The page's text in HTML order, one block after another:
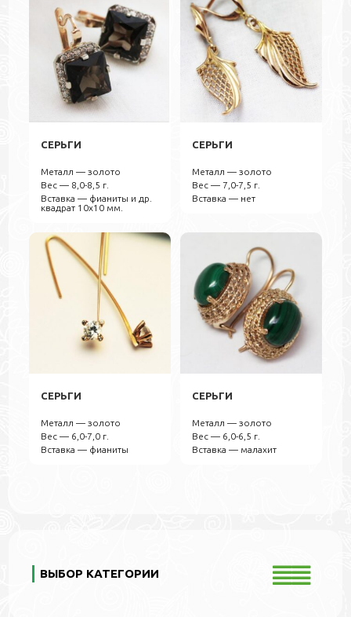
СЕРЬГИ
Металл — золото
Вес — 8,0-8,5 г.
Вставка — фианиты и др.
квадрат 10х10 мм.
СЕРЬГИ
Металл — золото
Вес — 7,0-7,5 г.
Вставка — нет
СЕРЬГИ
Металл — золото
Вес — 6,0-7,0 г.
Вставка — фианиты
СЕРЬГИ
Металл — золото
Вес — 6,0-6,5 г.
Вставка — малахит
ВЫБОР КАТЕГОРИИ